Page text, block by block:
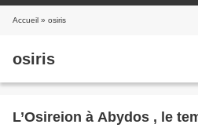
Accueil » osiris
osiris
L’Osireion à Abydos , le